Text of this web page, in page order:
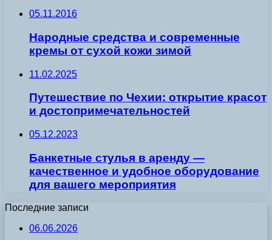
05.11.2016
Народные средства и современные
кремы от сухой кожи зимой
11.02.2025
Путешествие по Чехии: открытие красот
и достопримечательностей
05.12.2023
Банкетные стулья в аренду —
качественное и удобное оборудование
для вашего мероприятия
Последние записи
06.06.2026